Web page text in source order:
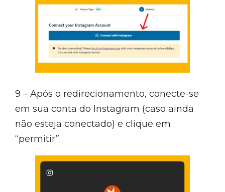
9 – Após o redirecionamento, conecte-se
em sua conta do Instagram (caso ainda
não esteja conectado) e clique em
“permitir”.